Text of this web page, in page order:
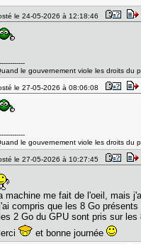
le 24-05-2026 à 12:18:46
le gouvernement viole les droits du
le 27-05-2026 à 08:06:08
le gouvernement viole les droits du
le 27-05-2026 à 10:27:45
machine me fait de l'oeil, mais
compris que les 8 Go
2 Go du GPU sont pris sur
et bonne journée